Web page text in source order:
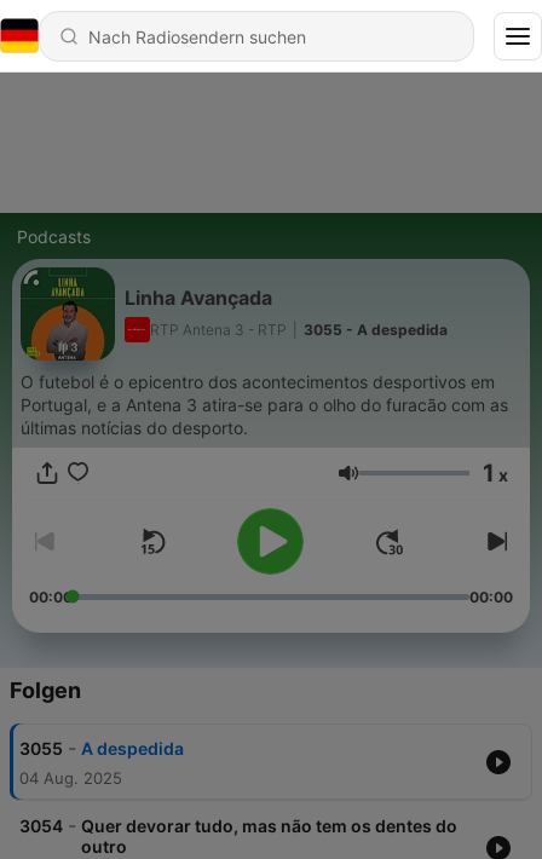
Podcasts
Linha Avançada
RTP Antena 3 - RTP 3055 - A despedida
O futebol é o epicentro dos acontecimentos desportivos em
Portugal, e a Antena 3 atira-se para o olho do furacão com as
últimas notícias do desporto.
Lautstärke 1 x
00:00 00:00
Folgen
3055 - A despedida
04 Aug. 2025
3054 - Quer devorar tudo, mas não tem os dentes do
outro